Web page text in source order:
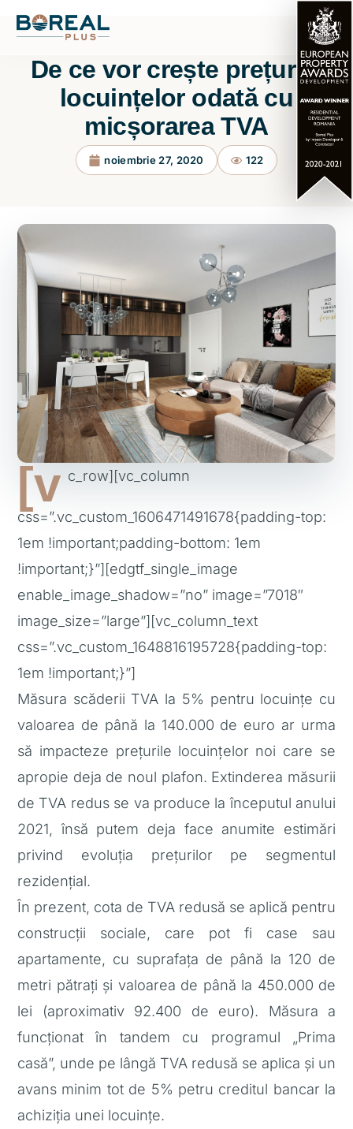
De ce vor crește prețurile
locuințelor odată cu
micșorarea TVA
noiembrie 27, 2020 122
[v c_row][vc_column
css=”.vc_custom_1606471491678{padding-top:
1em !important;padding-bottom: 1em
!important;}”][edgtf_single_image
enable_image_shadow=”no” image=”7018″
image_size=”large”][vc_column_text
css=”.vc_custom_1648816195728{padding-top:
1em !important;}”]
Măsura scăderii TVA la 5% pentru locuințe cu
valoarea de până la 140.000 de euro ar urma
să impacteze prețurile locuințelor noi care se
apropie deja de noul plafon. Extinderea măsurii
de TVA redus se va produce la începutul anului
2021, însă putem deja face anumite estimări
privind evoluția prețurilor pe segmentul
rezidențial.
În prezent, cota de TVA redusă se aplică pentru
construcții sociale, care pot fi case sau
apartamente, cu suprafața de până la 120 de
metri pătrați și valoarea de până la 450.000 de
lei (aproximativ 92.400 de euro). Măsura a
funcționat în tandem cu programul „Prima
casă”, unde pe lângă TVA redusă se aplica și un
avans minim tot de 5% petru creditul bancar la
achiziția unei locuințe.